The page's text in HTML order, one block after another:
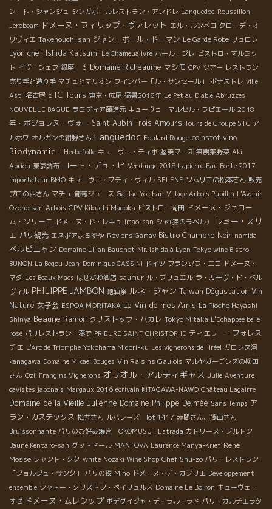
ン・ト・シャンジュ シンガポールレストラン・アンドレ Languedoc-Roussillon
Jeroboam ドメーヌ・フィリップ・ヴァレット エル・ルンベロ クロ・デ・オ
リヴィエ Takenouchi san ジャン・ポール・ドーマン Le Garde Robe リュロン
Lyon chef Ishida Katsumi Le Chameua Ivre ポール・ジレ ビストロ・マルミッ
ト イヴ・シェフ 銀座 ６ Domaine Richeaume マシモ CPV ツアー レストラン
売り手と造り手 マチュとマリオン ワインバー「ル・サンセール」 ボナストレ ville
Asti 名古屋 STC Tours 東京・広尾 猛暑2018年 Le Pet au Diable Abruzzes
NOUVELLE BAGUE ラミディア醸造元 キューヴェ マルセル・ラピエール 2018
年・ボジョレヌーヴォー Saint Aubin Trois Amours Tours de Groupe STC ア
ルボワ オルガンの紺野さん Languedoc Foulard Rouge coinstot vino
Biodynamie L'Herbefolle キューヴェ・ティボ 渥美フーズ 無農薬野菜 Aki
Abriou 東京調布 コート・デュ・ピ Vendange 2018 Lapierre Eau Forte 2017
Importateur BMO キューヴェ・ブディ・ヴィル SELENE ソムリエの松本さん 販売
プロの西さん マチュ 葡萄ジュース Gaillac Yo chan Village Arbois Pupillin L'Avenir
Ozono san Arbois CPV Kikuchi Madoka ビストロ・岡田 ドメーヌ・ジェロー
ム・ソリーニ ドメーヌ・ド・レキュ Imao-san シャ(猫のラベル）
レミー・スリ
エ パリ観光 エスポアよろずや Reviens Gamay Bistro Chambre Noir namida
ペルピニャン Domaine Lilian Bauchet Mr. Ishida à Lyon Tokyo wine Bistro
BUNON La Begou Jean-Dominique CASSINI ドイツ フランソワ・エコ ドメーヌ・
マダ Les Beaux Macs はせがわ酒店 saumur ル・ブリュエル ラ・カーヴ・ド・ベル
ヴィル PHILIPPE JAMBON 地酒祭 ルネ・ジャン Taiwan Dégustation Vin
Nature 女子会 ESPOA MORITAKA Le Vin de mes Amis La Pioche Hayashi
Shinya Beaune Ramon クリストッフ・パカレ Tokyo Mitaka L'Echappee belle
rosé パリレストラン・奏で PRIEURE SAINT CHRISTOPHE ティエリー・フォレス
チエ L'Arc de Triomphe Yokohama Midori-ku Les vignerons de l'iréel ガロンヌ河
kanagawa Domaine Mikael Bouges Vin Raisins Gaulois マルヤガーデンズの柳田
さん Ozil Frangins Vignerons オリオル・アルティギャス Julie Aventure
cavistes japonais Margaux 2016 écrivain KITAGAWA-NAWO Château Lagairre
Domaine de la Vieille Julienne Domaine Philippe Delmée Sans Temps ア
ラン・カステックス 松井さん ルバレーズ lot 1417 赤間さん、藤山さん
Bruissonnante パリのお好み焼き OKOMUSU l'Estrada カトリーヌ・ブルトン
Baune Kentaro-san グットドール MANTOVA Laurence Manya-Krief René
Mosse シャント・クク white Nozaki Wine Shop Chef Shu-zo パリ・レストラン
「ジョルジュ・サンク」
パリの夜 Miho ドメーヌ・デ・カプリエ Développement
ensemble シャトー・クリストフ・ペイリュルス Domaine Le Boiron キューヴェ・
オゼ ドメーヌ・ムレシップ ボデグイジャ・デ・ラル・ラド パリ・カルチエラタ